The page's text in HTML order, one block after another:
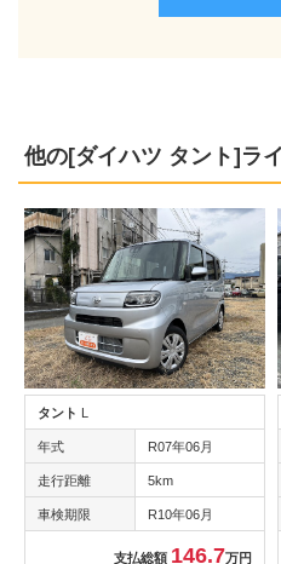
他の[ダイハツ タント]ラ
タント
年式 R07年06月
走行距離 5km
車検期限 R10年06月
支払総額 146.7万円